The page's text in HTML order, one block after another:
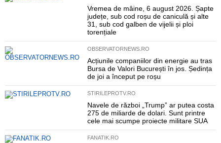
Vremea de mâine, 6 august 2026. Șapte
județe, sub cod roșu de caniculă și alte
31, sub cod galben de vijelii și ploi
torențiale
OBSERVATORNEWS.RO
Acțiunile companiilor din energie au tras
Bursa de Valori București în jos. Ședința
de joi a început pe roșu
STIRILEPROTV.RO
Navele de război „Trump” ar putea costa
275 de miliarde de dolari. Sunt printre
cele mai scumpe proiecte militare SUA
FANATIK.RO